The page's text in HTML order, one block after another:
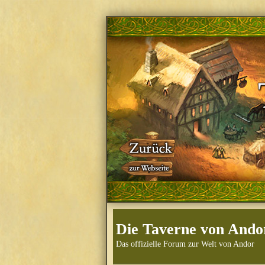
Die Taverne von
Das offizielle Forum zur Welt von Andor